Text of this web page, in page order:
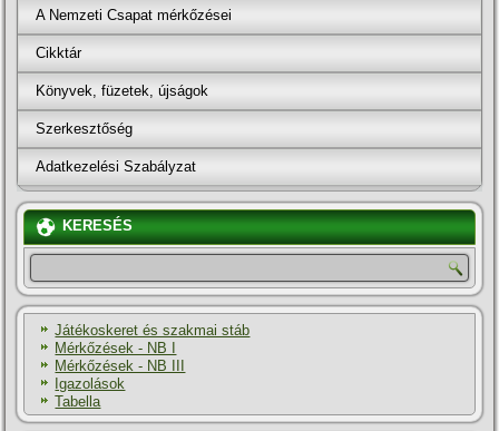
A Nemzeti Csapat mérkőzései
Cikktár
Könyvek, füzetek, újságok
Szerkesztőség
Adatkezelési Szabályzat
KERESÉS
Játékoskeret és szakmai stáb
Mérkőzések - NB I
Mérkőzések - NB III
Igazolások
Tabella